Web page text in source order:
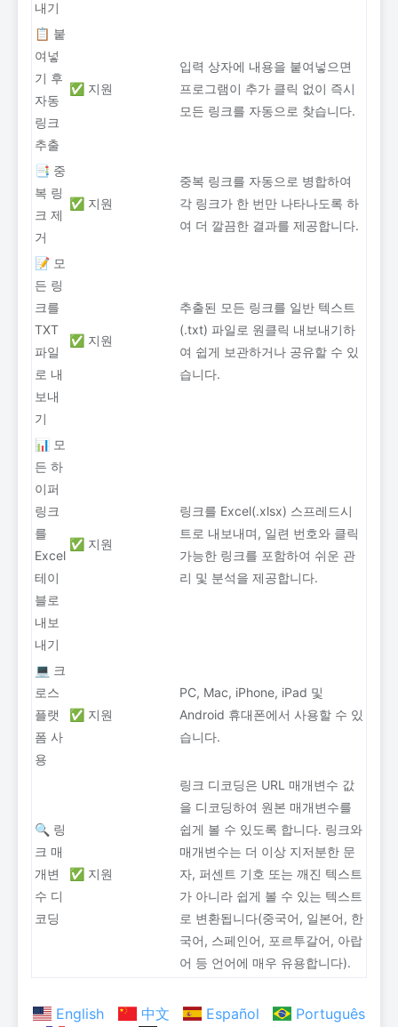
내기
📋 붙
여넣
기 후
자동
링크
추출
✅ 지원
입력 상자에 내용을 붙여넣으면
프로그램이 추가 클릭 없이 즉시
모든 링크를 자동으로 찾습니다.
📑 중
복 링
크 제
거
✅ 지원
중복 링크를 자동으로 병합하여
각 링크가 한 번만 나타나도록 하
여 더 깔끔한 결과를 제공합니다.
📝 모
든 링
크를
TXT
파일
로 내
보내
기
✅ 지원
추출된 모든 링크를 일반 텍스트
(.txt) 파일로 원클릭 내보내기하
여 쉽게 보관하거나 공유할 수 있
습니다.
📊 모
든 하
이퍼
링크
를
Excel
테이
블로
내보
내기
✅ 지원
링크를 Excel(.xlsx) 스프레드시
트로 내보내며, 일련 번호와 클릭
가능한 링크를 포함하여 쉬운 관
리 및 분석을 제공합니다.
💻 크
로스
플랫
폼 사
용
✅ 지원
PC, Mac, iPhone, iPad 및
Android 휴대폰에서 사용할 수 있
습니다.
🔍 링
크 매
개변
수 디
코딩
✅ 지원
링크 디코딩은 URL 매개변수 값
을 디코딩하여 원본 매개변수를
쉽게 볼 수 있도록 합니다. 링크와
매개변수는 더 이상 지저분한 문
자, 퍼센트 기호 또는 깨진 텍스트
가 아니라 쉽게 볼 수 있는 텍스트
로 변환됩니다(중국어, 일본어, 한
국어, 스페인어, 포르투갈어, 아랍
어 등 언어에 매우 유용합니다).
English 中文 Español
Português